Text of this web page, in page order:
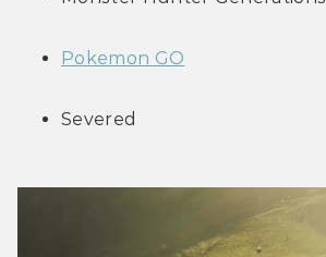
Pokemon GO
Severed